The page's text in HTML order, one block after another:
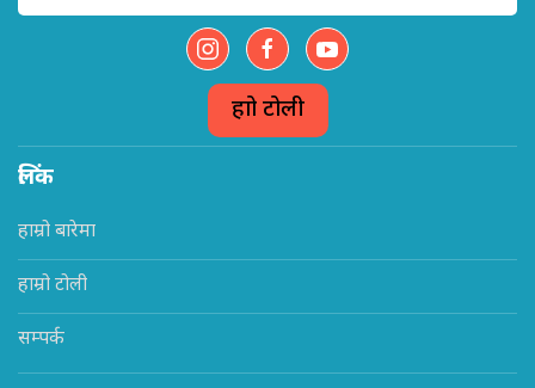
हाम्रो टोली
लिंक
हाम्रो बारेमा
हाम्रो टोली
सम्पर्क